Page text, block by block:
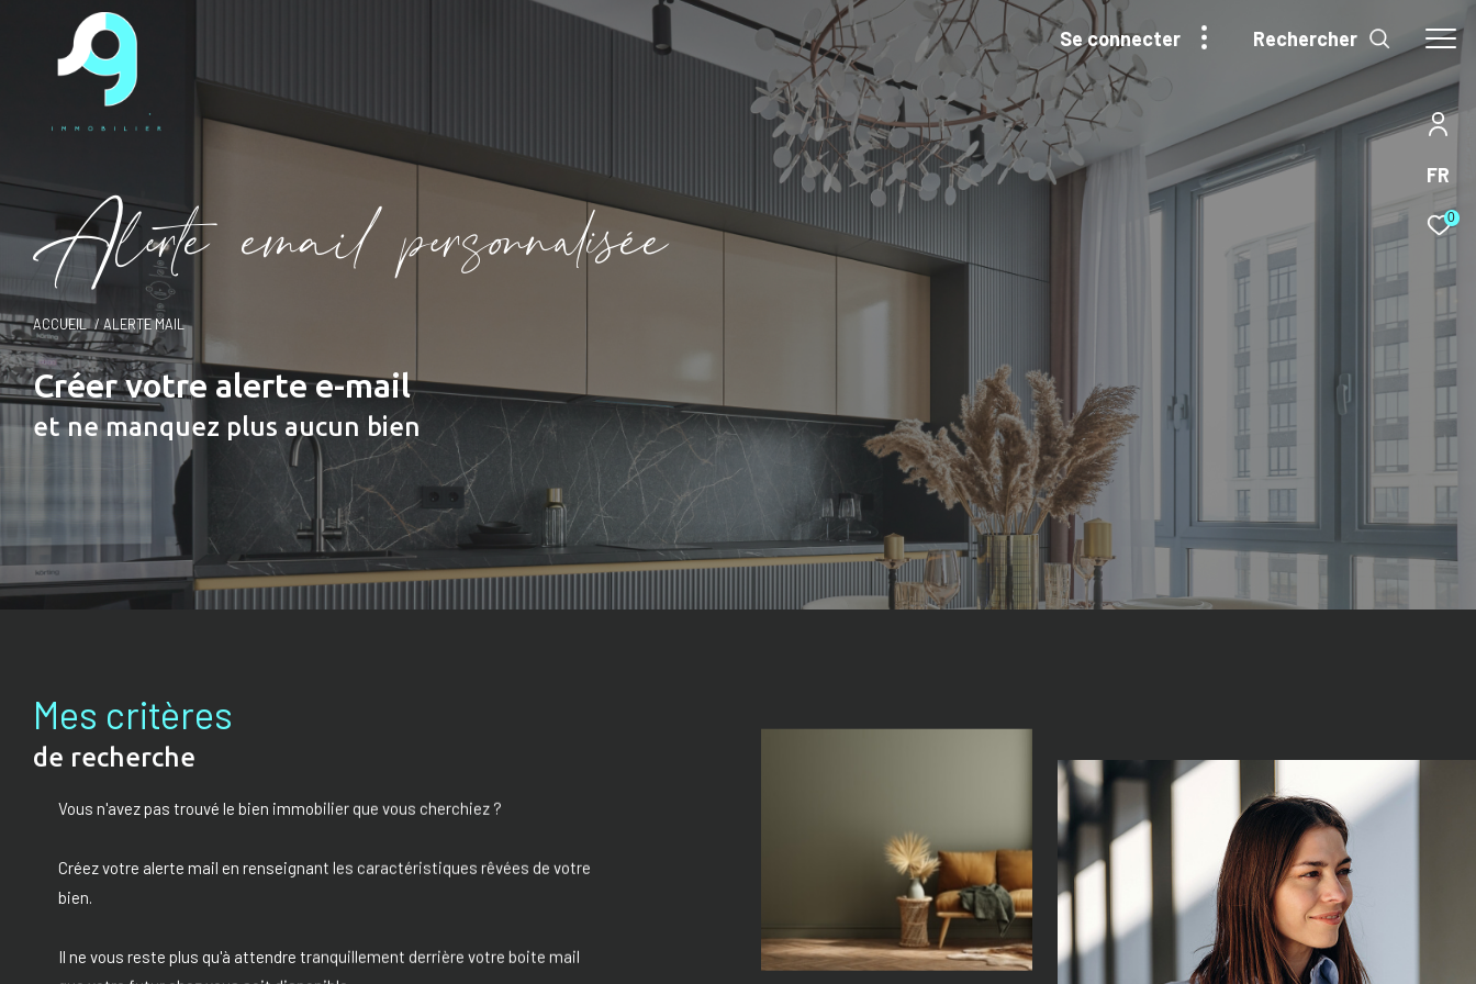
FR
0
se connecter Rechercher
Alete emai pesonaiée
ACCUEIL ALERTE MAIL
Créer votre alerte e-mail
et ne manquez plus aucun bien
Mes critères
de recherche
Vous n'avez pas trouvé le bien immobilier que vous cherchiez ?
Créez votre alerte mail en renseignant les caractéristiques rêvées de votre
bien.
Il ne vous reste plus qu'à attendre tranquillement derrière votre boite mail